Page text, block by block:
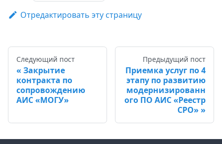
Отредактировать эту страницу
Следующий пост
Закрытие
контракта по
сопровождению
АИС «МОГУ»
Предыдущий пост
Приемка услуг по 4
этапу по развитию
модернизированн
ого ПО АИС «Реестр
СРО»